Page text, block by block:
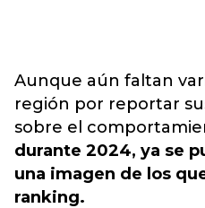
Aunque aún faltan
región por reportar
sobre el
durante 2024, ya se
una imagen de los
ranking.